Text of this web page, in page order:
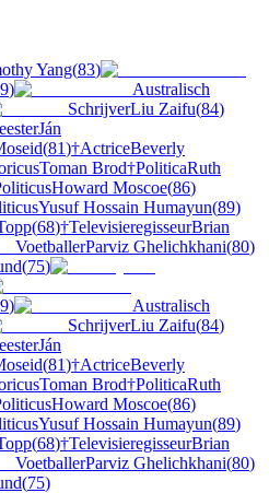
Yang(83)
)
Australisch
SchrijverLiu Zaifu(84)
Ján
(81)†ActriceBeverly
Toman Brod†PoliticaRuth
Howard Moscoe(86)
Yusuf Hossain Humayun(89)
(68)†TelevisieregisseurBrian
VoetballerParviz Ghelichkhani(80)
(75)
)
Australisch
SchrijverLiu Zaifu(84)
Ján
(81)†ActriceBeverly
Toman Brod†PoliticaRuth
Howard Moscoe(86)
Yusuf Hossain Humayun(89)
(68)†TelevisieregisseurBrian
VoetballerParviz Ghelichkhani(80)
(75)